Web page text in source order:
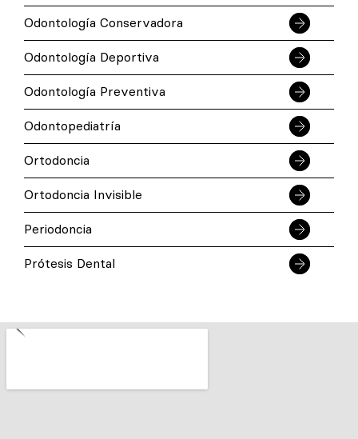
Odontología Conservadora
Odontología Deportiva
Odontología Preventiva
Odontopediatría
Ortodoncia
Ortodoncia Invisible
Periodoncia
Prótesis Dental